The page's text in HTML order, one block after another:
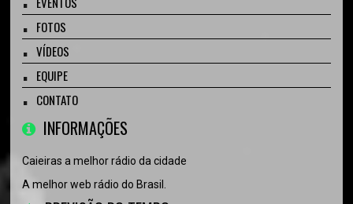
FOTOS
VÍDEOS
EQUIPE
CONTATO
INFORMAÇÕES
Caieiras a melhor rádio da cidade
A melhor web rádio do Brasil.